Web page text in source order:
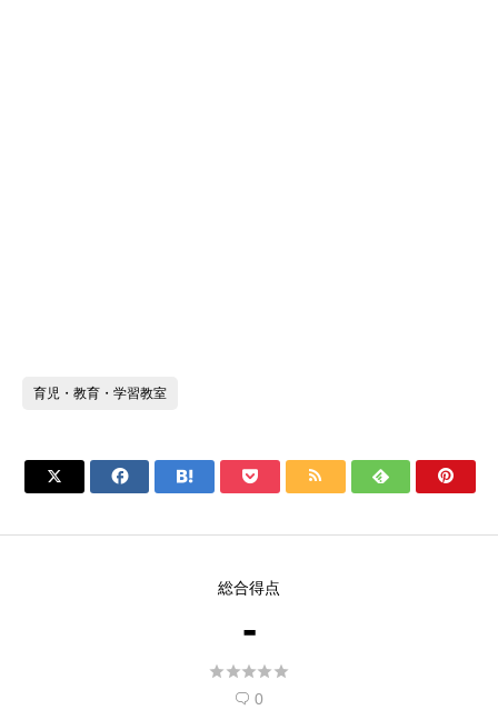
育児・教育・学習教室
      
総合得点
-

 0